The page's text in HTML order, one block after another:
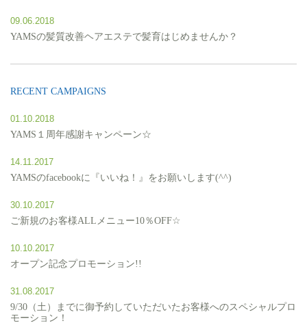
09.06.2018
YAMSの髪質改善ヘアエステで髪育はじめませんか？
RECENT CAMPAIGNS
01.10.2018
YAMS１周年感謝キャンペーン☆
14.11.2017
YAMSのfacebookに『いいね！』をお願いします(^^)
30.10.2017
ご新規のお客様ALLメニュー10％OFF☆
10.10.2017
オープン記念プロモーション!!
31.08.2017
9/30（土）までに御予約していただいたお客様へのスペシャルプロ
モーション！